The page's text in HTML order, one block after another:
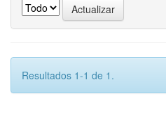
Resultados 1-1 de 1.